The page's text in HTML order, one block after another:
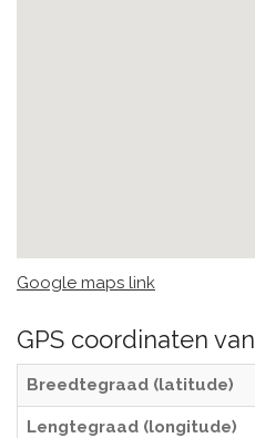
Google maps link
GPS coordinaten van
Breedtegraad (latitude)
Lengtegraad (longitude)